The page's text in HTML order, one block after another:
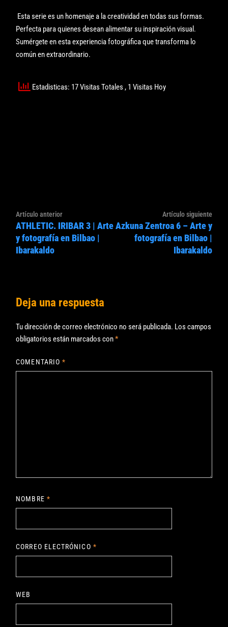
Esta serie es un homenaje a la creatividad en todas sus formas.
Perfecta para quienes desean alimentar su inspiración visual.
Sumérgete en esta experiencia fotográfica que transforma lo
común en extraordinario.
Estadisticas: 17 Visitas Totales, 1 Visitas Hoy
Navegación
de
entradas
Artículo anteriorArtículo
anterior:
ATHLETIC. IRIBAR 3 | Arte
y fotografía en Bilbao |
Ibarakaldo
Artículo siguiente
Azkuna Zentroa 6 – Arte y
fotografía en Bilbao |
Ibarakaldo
Deja una respuesta
Tu dirección de correo electrónico no será publicada. Los campos
obligatorios están marcados con*
COMENTARIO*
NOMBRE *
CORREO ELECTRÓNICO *
WEB